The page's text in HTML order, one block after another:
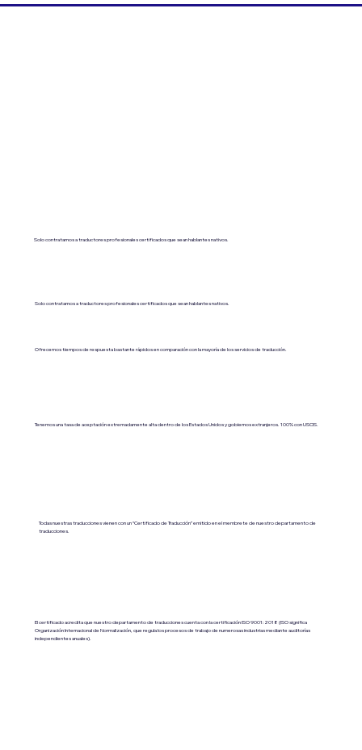
Solo contratamos a traductores profesionales certificados que sean hablantes nativos.
Solo contratamos a traductores profesionales certificados que sean hablantes nativos.
Ofrecemos tiempos de respuesta bastante rápidos en comparación con la mayoría de los servicios de traducción.
Tenemos una tasa de aceptación extremadamente alta dentro de los Estados Unidos y gobiernos extranjeros. 100% con USCIS.
Todas nuestras traducciones vienen con un “Certificado de Traducción” emitido en el membrete de nuestro departamento de
traducciones.
El certificado acredita que nuestro departamento de traducciones cuenta con la certificación ISO 9001:2018 (ISO significa
Organización Internacional de Normalización, que regula los procesos de trabajo de numerosas industrias mediante auditorías
independientes anuales).